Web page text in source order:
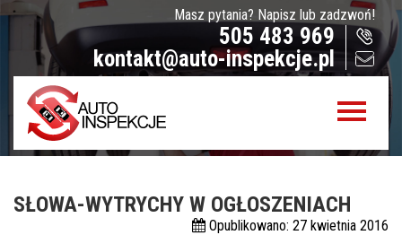
Masz pytania? Napisz lub zadzwoń!
505 483 969
kontakt@auto-inspekcje.pl
Jak sprawdzamy auta?
Sprawdzenie samochodu przed zakupem –
Warszawa, Radom i okolice
Sprawdzenie historii serwisowej
Sprawdzenie historii wypadkowej
Oferta
SŁOWA-WYTRYCHY W OGŁOSZENIACH
Opublikowano: 27 kwietnia 2016